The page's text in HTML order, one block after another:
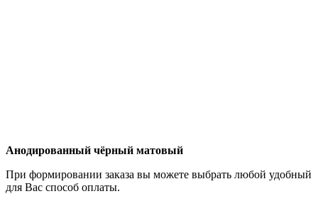
Анодированный чёрный матовый
При формировании заказа вы можете выбрать любой удобный
для Вас способ оплаты.